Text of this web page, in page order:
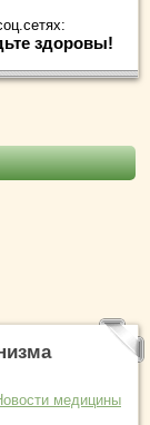
здоровы!
медицины